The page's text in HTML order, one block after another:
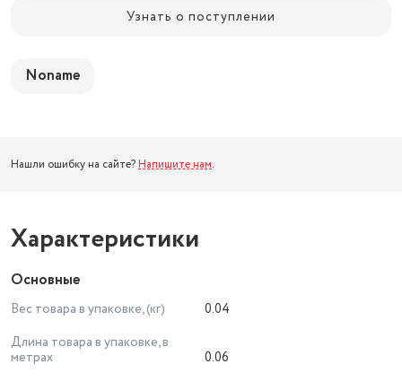
Узнать о поступлении
Noname
Нашли ошибку на сайте? Напишите нам.
Характеристики
Основные
Вес товара в упаковке, (кг)
0.04
Длина товара в упаковке, в
метрах
0.06